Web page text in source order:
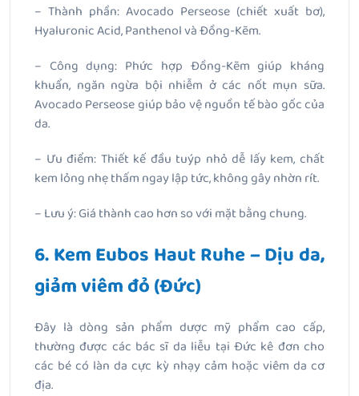
– Thành phần: Avocado Perseose (chiết xuất bơ),
Hyaluronic Acid, Panthenol và Đồng-Kẽm.
– Công dụng: Phức hợp Đồng-Kẽm giúp kháng
khuẩn, ngăn ngừa bội nhiễm ở các nốt mụn sữa.
Avocado Perseose giúp bảo vệ nguồn tế bào gốc của
da.
– Ưu điểm: Thiết kế đầu tuýp nhỏ dễ lấy kem, chất
kem lỏng nhẹ thấm ngay lập tức, không gây nhờn rít.
– Lưu ý: Giá thành cao hơn so với mặt bằng chung.
6. Kem Eubos Haut Ruhe – Dịu da,
giảm viêm đỏ (Đức)
Đây là dòng sản phẩm dược mỹ phẩm cao cấp,
thường được các bác sĩ da liễu tại Đức kê đơn cho
các bé có làn da cực kỳ nhạy cảm hoặc viêm da cơ
địa.